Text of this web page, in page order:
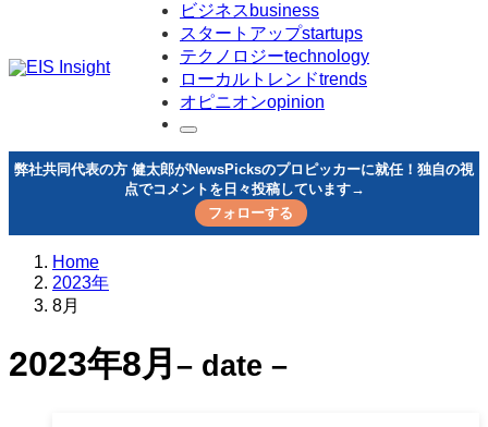
ビジネス business
スタートアップstartups
テクノロジーtechnology
ローカルトレンドtrends
オピニオンopinion
弊社共同代表の方 健太郎がNewsPicksのプロピッカーに就任！独自の視
点でコメントを日々投稿しています→
フォローする
Home
2023年
8月
2023年8月 – date –